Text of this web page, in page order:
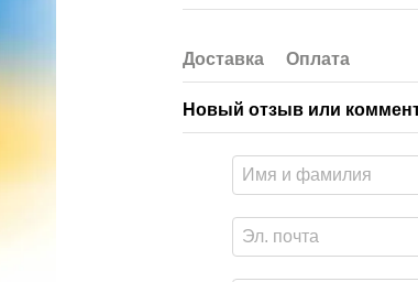
Доставка Оплата
Новый отзыв или